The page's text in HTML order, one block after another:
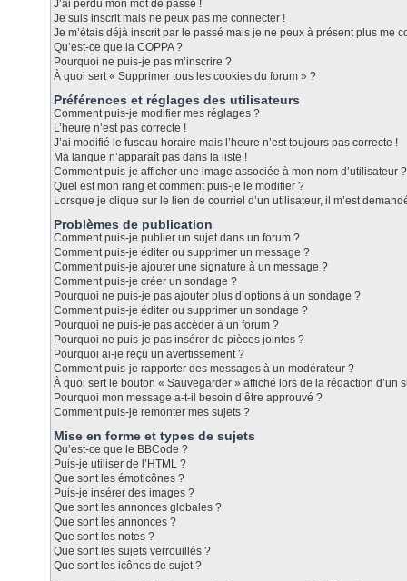
J’ai perdu mon mot de passe !
Je suis inscrit mais ne peux pas me connecter !
Je m’étais déjà inscrit par le passé mais je ne peux à présent plus me
Qu’est-ce que la COPPA ?
Pourquoi ne puis-je pas m’inscrire ?
À quoi sert « Supprimer tous les cookies du forum » ?
Préférences et réglages des utilisateurs
Comment puis-je modifier mes réglages ?
L’heure n’est pas correcte !
J’ai modifié le fuseau horaire mais l’heure n’est toujours pas correcte !
Ma langue n’apparaît pas dans la liste !
Comment puis-je afficher une image associée à mon nom d’utilisateur ?
Quel est mon rang et comment puis-je le modifier ?
Lorsque je clique sur le lien de courriel d’un utilisateur, il m’est
Problèmes de publication
Comment puis-je publier un sujet dans un forum ?
Comment puis-je éditer ou supprimer un message ?
Comment puis-je ajouter une signature à un message ?
Comment puis-je créer un sondage ?
Pourquoi ne puis-je pas ajouter plus d’options à un sondage ?
Comment puis-je éditer ou supprimer un sondage ?
Pourquoi ne puis-je pas accéder à un forum ?
Pourquoi ne puis-je pas insérer de pièces jointes ?
Pourquoi ai-je reçu un avertissement ?
Comment puis-je rapporter des messages à un modérateur ?
À quoi sert le bouton « Sauvegarder » affiché lors de la rédaction d’un
Pourquoi mon message a-t-il besoin d’être approuvé ?
Comment puis-je remonter mes sujets ?
Mise en forme et types de sujets
Qu’est-ce que le BBCode ?
Puis-je utiliser de l’HTML ?
Que sont les émoticônes ?
Puis-je insérer des images ?
Que sont les annonces globales ?
Que sont les annonces ?
Que sont les notes ?
Que sont les sujets verrouillés ?
Que sont les icônes de sujet ?